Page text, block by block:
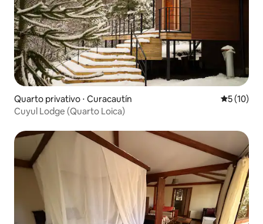
Quarto privativo ⋅ Curacautín 5 de uma
5 (10)
Cuyul Lodge (Quarto Loica)